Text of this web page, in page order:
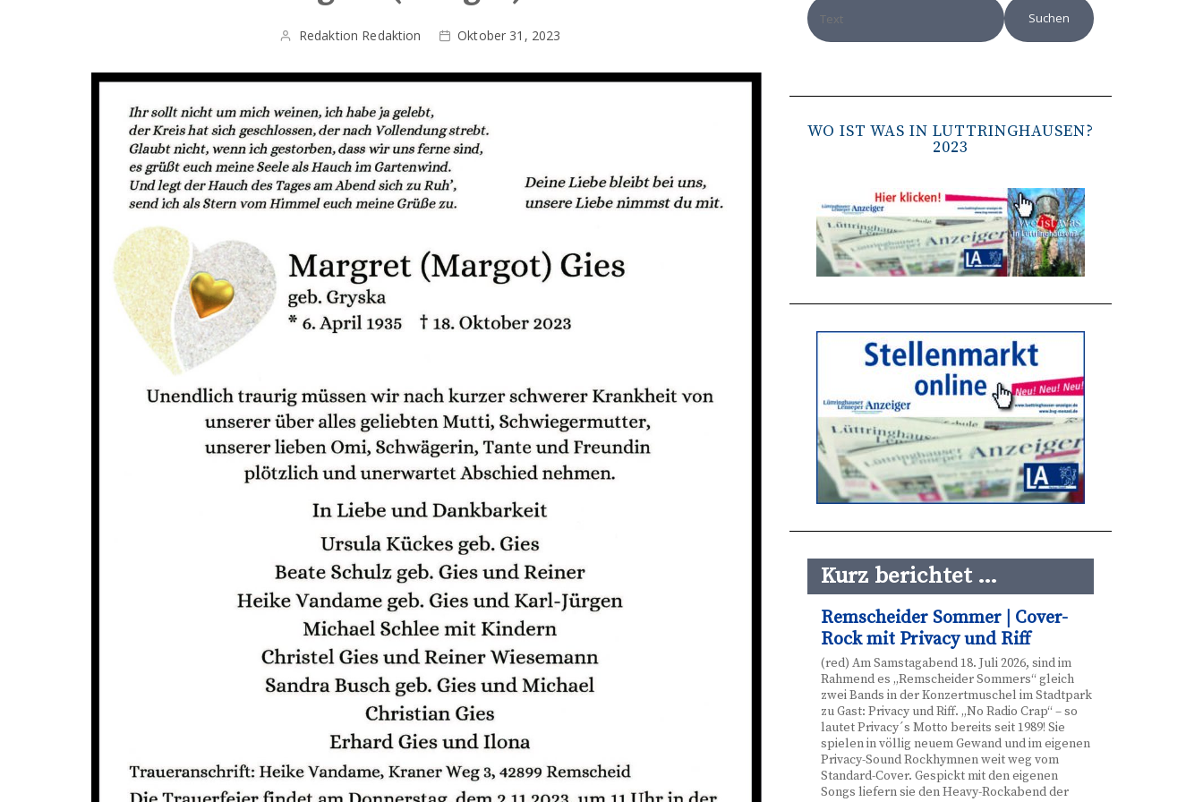
Redaktion Redaktion Oktober 31, 2023
WO IST WAS IN LÜTTRINGHAUSEN?
2023
Kurz berichtet …
Remscheider Sommer | Cover-
Rock mit Privacy und Riff
(red) Am Samstagabend 18. Juli 2026, sind im
Rahmend es „Remscheider Sommers“ gleich
zwei Bands in der Konzertmuschel im Stadtpark
zu Gast: Privacy und Riff. „No Radio Crap“ – so
lautet Privacy´s Motto bereits seit 1989! Sie
spielen in völlig neuem Gewand und im eigenen
Privacy-Sound Rockhymnen weit weg vom
Standard-Cover. Gespickt mit den eigenen
Songs liefern sie den Heavy-Rockabend der